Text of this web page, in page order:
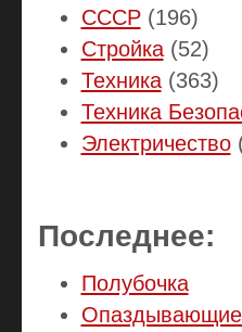
СССР(196)
Стройка(52)
Техника(363)
Техника
Электричество
Последнее:
Полубочка